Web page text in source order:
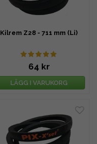
Kilrem Z28 - 711 mm (Li)
64 kr
LÄGG I VARUKORG